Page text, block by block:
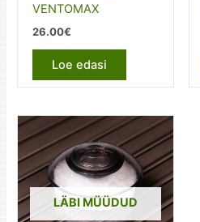
VENTOMAX
26.00€
Loe edasi
LÄBI MÜÜDUD